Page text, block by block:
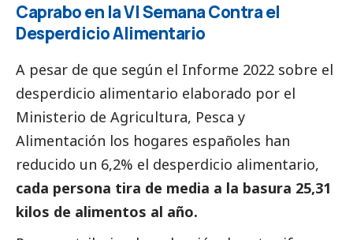
Caprabo en la VI Semana Contra el
Desperdicio Alimentario
A pesar de que según el Informe 2022 sobre el
desperdicio alimentario elaborado por el
Ministerio de Agricultura, Pesca y
Alimentación los hogares españoles han
reducido un 6,2% el desperdicio alimentario,
cada persona tira de media a la basura 25,31
kilos de alimentos al año.